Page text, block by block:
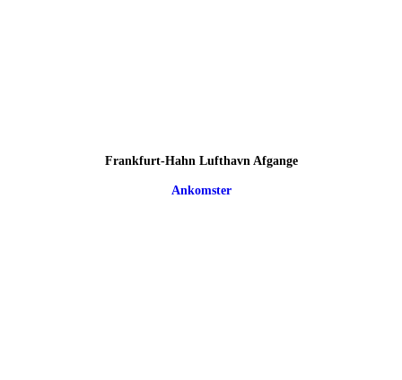
Frankfurt-Hahn Lufthavn Afgange
Ankomster